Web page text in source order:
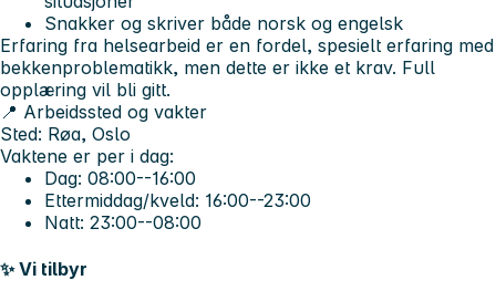
Snakker og skriver både norsk og engelsk
Erfaring fra helsearbeid er en fordel, spesielt erfaring med
bekkenproblematikk, men dette er ikke et krav. Full
opplæring vil bli gitt.
📍 Arbeidssted og vakter
Sted: Røa, Oslo
Vaktene er per i dag:
Dag: 08:00--16:00
Ettermiddag/kveld: 16:00--23:00
Natt: 23:00--08:00
✨ Vi tilbyr